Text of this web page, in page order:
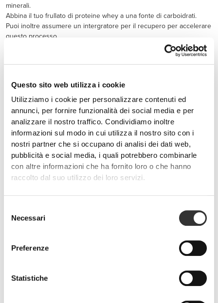
Questo sito web utilizza i cookie
Utilizziamo i cookie per personalizzare contenuti ed
annunci, per fornire funzionalità dei social media e per
analizzare il nostro traffico. Condividiamo inoltre
informazioni sul modo in cui utilizza il nostro sito con i
nostri partner che si occupano di analisi dei dati web,
pubblicità e social media, i quali potrebbero combinarle
con altre informazioni che ha fornito loro o che hanno
raccolto dal suo utilizzo dei loro servizi.
delNecessari
Preferenze
Statistiche
minerali.
Abbina il tuo frullato di proteine whey a una fonte di carboidrati.
Puoi inoltre assumere un intergratore per il recupero per accelerare
questo processo.
articolazioni e proteggere il tuo corpo dalle infiammazioni usando i